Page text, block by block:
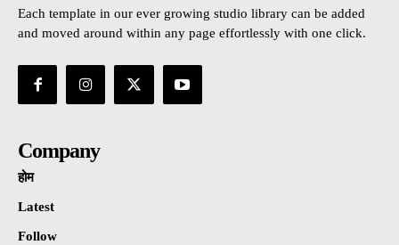
Each template in our ever growing studio library can be added
and moved around within any page effortlessly with one click.
Company
होम
Latest
Follow